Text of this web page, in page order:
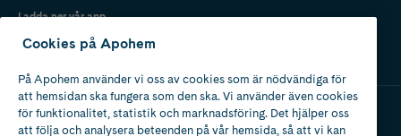
Ladda ner vår app
Apotek med tillstånd
Cookies på Apohem
På Apohem använder vi oss av cookies som är nödvändiga för
att hemsidan ska fungera som den ska. Vi använder även cookies
för funktionalitet, statistik och marknadsföring. Det hjälper oss
att följa och analysera beteenden på vår hemsida, så att vi kan